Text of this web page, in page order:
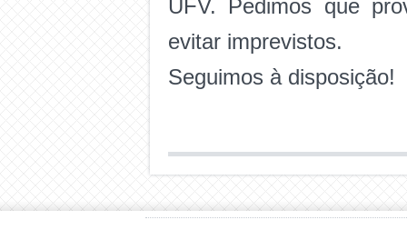
UFV. Pedimos que
evitar imprevistos.
Seguimos à disposição!